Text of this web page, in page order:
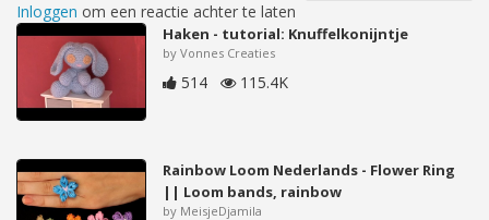
Inloggen om een reactie achter te laten
Haken - tutorial: Knuffelkonijntje
by Vonnes Creaties
514 115.4K
Rainbow Loom Nederlands - Flower Ring
|| Loom bands, rainbow
by MeisjeDjamila